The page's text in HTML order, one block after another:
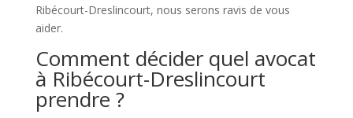
Ribécourt-Dreslincourt, nous serons ravis de vous
aider.
Comment décider quel avocat
à Ribécourt-Dreslincourt
prendre ?